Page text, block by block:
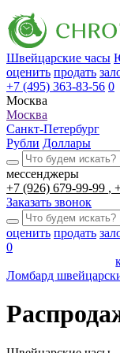
Швейцарские часы
оценить продать
+7 (495) 363-83-56 0
Москва
Москва
Санкт-Петербург
Рубли Доллары
мессенджеры
+7 (926) 679-99-99
Заказать звонок
оценить продать
0
Ломбард